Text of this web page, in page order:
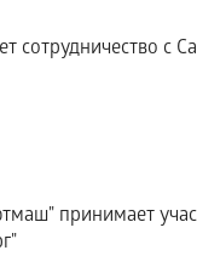
сотрудничество с
принимает